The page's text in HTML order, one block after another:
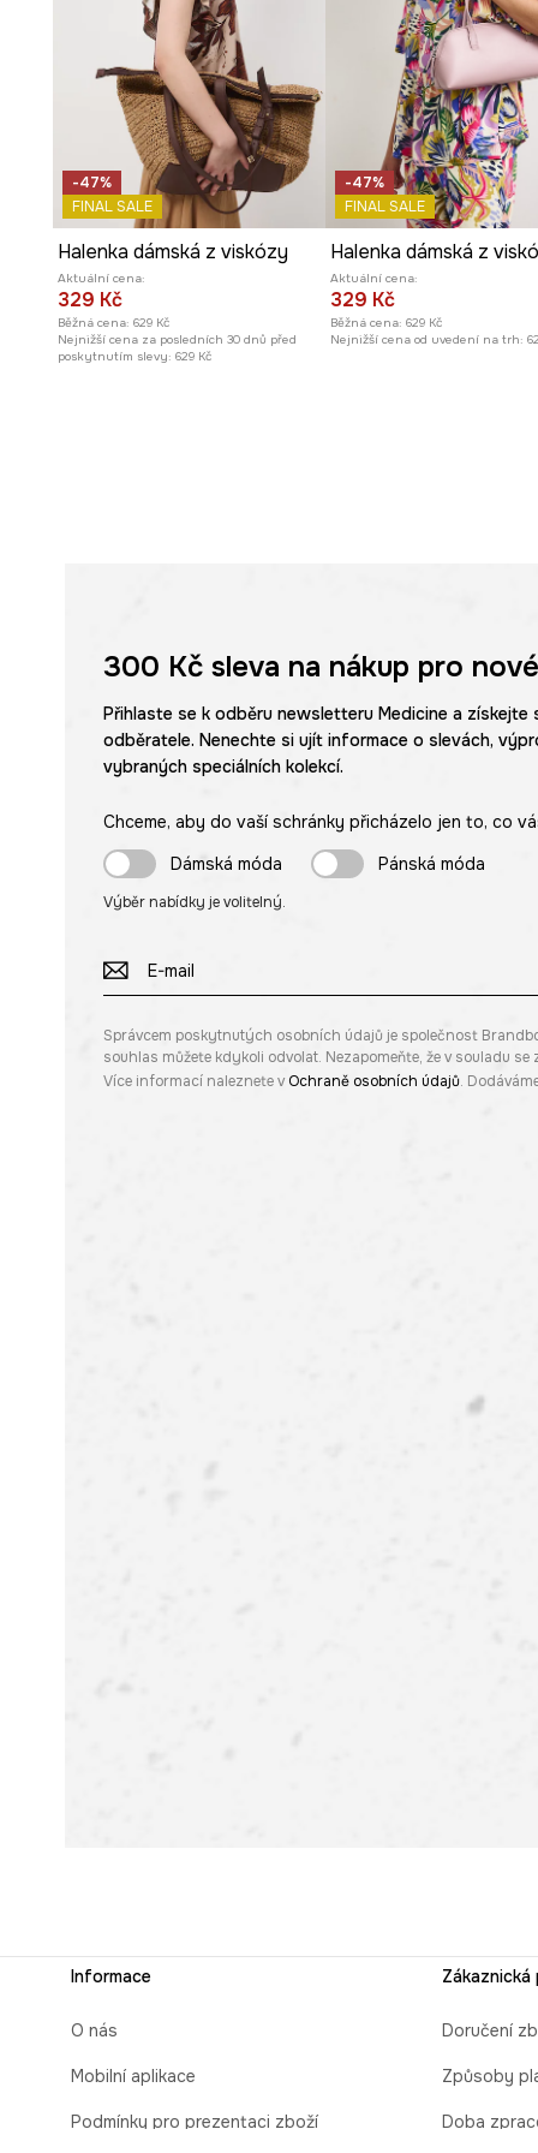
Elegantní stylzajišťuje, že halenka dokonale zapadá
-47%
FINAL SALE
Halenka dámská z viskózy
Aktuální cena:
329 Kč
Běžná cena: 629 Kč
Nejnižší cena za posledních 30 dnů před
poskytnutím slevy: 629 Kč
-47%
FINAL SALE
Aktuální cena:
329 Kč
Běžná cena: 629 Kč
Nejnižší cena od uvedení na trh:
300 Kčsleva na nákup pro
Přihlaste se k odběru newsletteru Medicine a získejte
odběratele. Nenechte si ujít informace o slevách,
vybraných speciálních kolekcí.
Chceme, aby do vaší schránky přicházelo jen to, co
Dámská móda
Pánská móda
Výběr nabídky je volitelný.
Správcem poskytnutých osobních údajů je společnost
souhlas můžete kdykoli odvolat. Nezapomeňte, že v souladu
Více informací naleznete v Ochraně osobních údajů.
Informace
O nás
Mobilní aplikace
Podmínky pro prezentaci zboží
Doručení
Způsoby
Doba